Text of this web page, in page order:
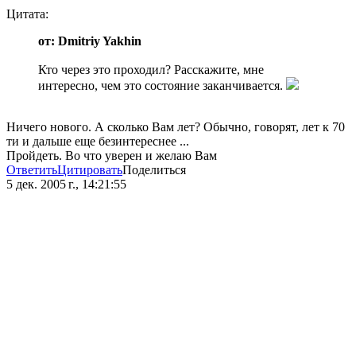
Цитата:
от: Dmitriy Yakhin
Кто через это проходил? Расскажите, мне
интересно, чем это состояние заканчивается.
Ничего нового. А сколько Вам лет? Обычно, говорят, лет к 70
ти и дальше еще безинтереснее ...
Пройдеть. Во что уверен и желаю Вам
ОтветитьЦитироватьПоделиться
5 дек. 2005 г., 14:21:55